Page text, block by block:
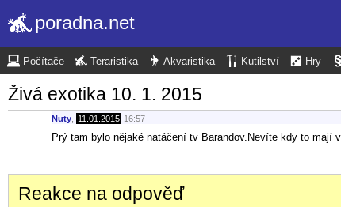
poradna.net
Počítače Teraristika Akvaristika Kutilství Hry
Živá exotika 10. 1. 2015
Nuty 11.01.2015 16:57
Prý tam bylo nějaké natáčení tv Barandov.Nevíte kdy to mají
Reakce na odpověď